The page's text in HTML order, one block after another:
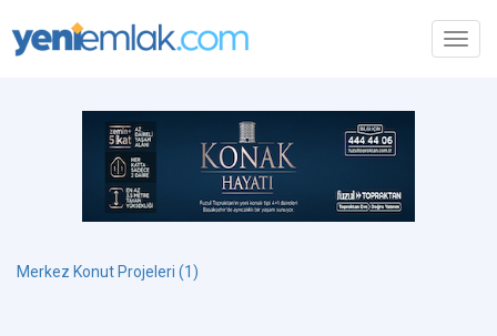
Merkez Konut Projeleri (1)